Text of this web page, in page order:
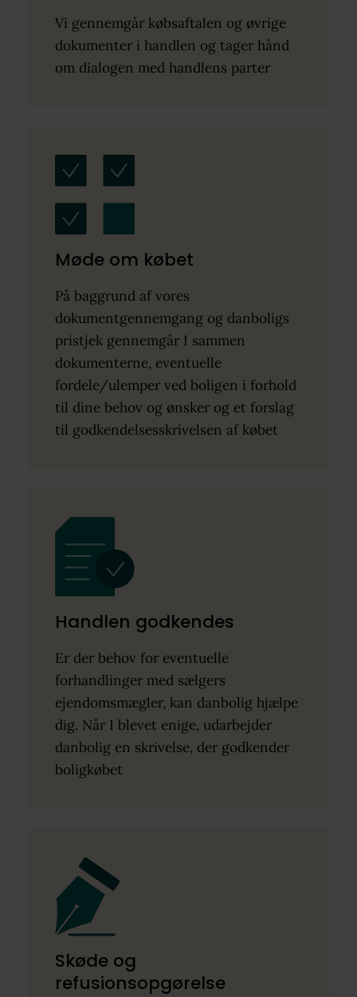
Vi gennemgår købsaftalen og øvrige
dokumenter i handlen og tager hånd
om dialogen med handlens parter
Møde om købet
På baggrund af vores
dokumentgennemgang og danboligs
pristjek gennemgår I sammen
dokumenterne, eventuelle
fordele/ulemper ved boligen i forhold
til dine behov og ønsker og et forslag
til godkendelsesskrivelsen af købet
Handlen godkendes
Er der behov for eventuelle
forhandlinger med sælgers
ejendomsmægler, kan danbolig hjælpe
dig. Når I blevet enige, udarbejder
danbolig en skrivelse, der godkender
boligkøbet
Skøde og
refusionsopgørelse